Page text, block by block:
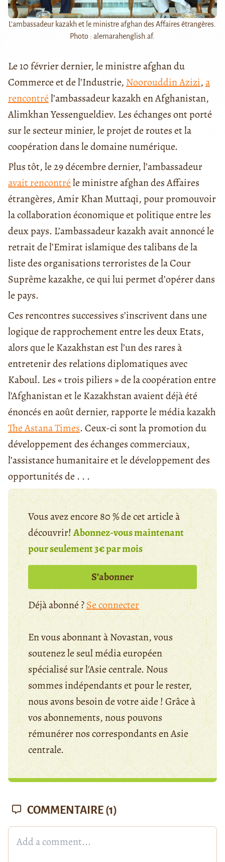
L'ambassadeur kazakh et le ministre afghan des Affaires étrangères.
Photo : alemarahenglish.af.
Le 10 février dernier, le ministre afghan du
Commerce et de l’Industrie, Noorouddin Azizi,a
rencontrél’ambassadeur kazakh en Afghanistan,
Alimkhan Yessengueldiev. Les échanges ont porté
sur le secteur minier, le projet de routes et la
coopération dans le domaine numérique.
Plus tôt, le 29 décembre dernier, l’ambassadeur
avait rencontréle ministre afghan des Affaires
étrangères, Amir Khan Muttaqi, pour promouvoir
la collaboration économique et politique entre les
deux pays. L’ambassadeur kazakh avait annoncé le
retrait de l’Emirat islamique des talibans de la
liste des organisations terroristes de la Cour
Suprême kazakhe, ce qui lui permet d’opérer dans
le pays.
Ces rencontres successives s’inscrivent dans une
logique de rapprochement entre les deux Etats,
alors que le Kazakhstan est l’un des rares à
entretenir des relations diplomatiques avec
Kaboul. Les « trois piliers » de la coopération entre
l’Afghanistan et le Kazakhstan avaient déjà été
énoncés en août dernier, rapporte le média kazakh
The Astana Times. Ceux-ci sont la promotion du
développement des échanges commerciaux,
l’assistance humanitaire et le développement des
opportunités de . . .
Vous avez encore 80 % de cet article à
découvrir!Abonnez-vous maintenant
pour seulement 3€ par mois
S’abonner
Déjà abonné ?Se connecter
En vous abonnant à Novastan, vous
soutenez le seul média européen
spécialisé sur l'Asie centrale. Nous
sommes indépendants et pour le rester,
nous avons besoin de votre aide ! Grâce à
vos abonnements, nous pouvons
rémunérer nos correspondants en Asie
centrale.
COMMENTAIRE (1)